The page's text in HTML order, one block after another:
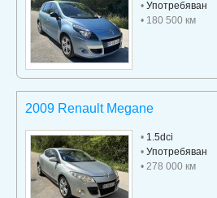
• Употребяван
• 180 500 км
2009 Renault Megane
• 1.5dci
• Употребяван
• 278 000 км